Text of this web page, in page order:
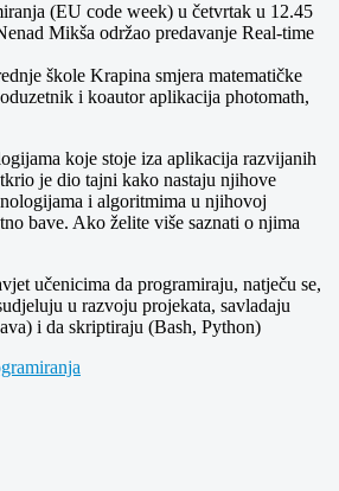
(EU code week) u četvrtak u 12.45
Mikša održao predavanje Real-time
škole Krapina smjera matematičke
i koautor aplikacija photomath,
koje stoje iza aplikacija razvijanih
je dio tajni kako nastaju njihove
i algoritmima u njihovoj
bave. Ako želite više saznati o njima
učenicima da programiraju, natječu se,
u razvoju projekata, savladaju
i da skriptiraju (Bash, Python)